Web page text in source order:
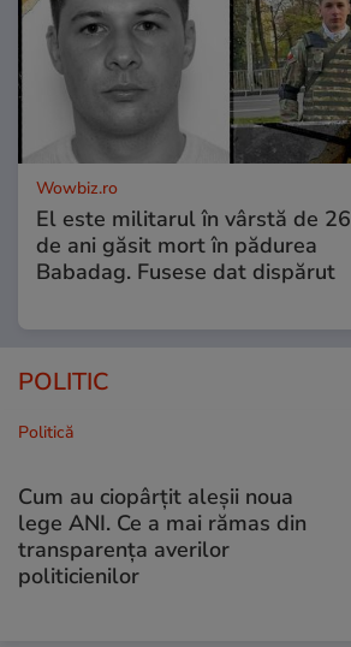
Wowbiz.ro
El este militarul în vârstă de 26
de ani găsit mort în pădurea
Babadag. Fusese dat dispărut
POLITIC
Politică
Cum au ciopârțit aleșii noua
lege ANI. Ce a mai rămas din
transparența averilor
politicienilor